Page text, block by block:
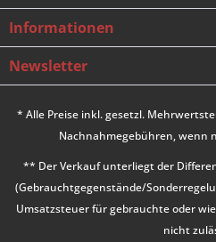
Informationen
Newsletter
* Alle Preise inkl. gesetzl.
Nachnahmegebühren, wenn
** Der Verkauf unterliegt der
(Gebrauchtgegenstände/
Umsatzsteuer für gebrauchte oder
nicht